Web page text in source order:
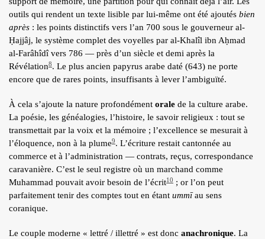
outils qui rendent un texte lisible par lui-même ont été ajoutés bien
après : les points distinctifs vers l’an 700 sous le gouverneur al-
Ḥajjâj, le système complet des voyelles par al-Khalîl ibn Aḥmad
al-Farâhîdî vers 786 — près d’un siècle et demi après la
Révélation8. Le plus ancien papyrus arabe daté (643) ne porte
encore que de rares points, insuffisants à lever l’ambiguïté.
À cela s’ajoute la nature profondément orale de la culture arabe.
La poésie, les généalogies, l’histoire, le savoir religieux : tout se
transmettait par la voix et la mémoire ; l’excellence se mesurait à
l’éloquence, non à la plume9. L’écriture restait cantonnée au
commerce et à l’administration — contrats, reçus, correspondance
caravanière. C’est le seul registre où un marchand comme
Muhammad pouvait avoir besoin de l’écrit10 ; or l’on peut
parfaitement tenir des comptes tout en étant ummīau sens
coranique.
Le couple moderne « lettré / illettré » est donc anachronique. La